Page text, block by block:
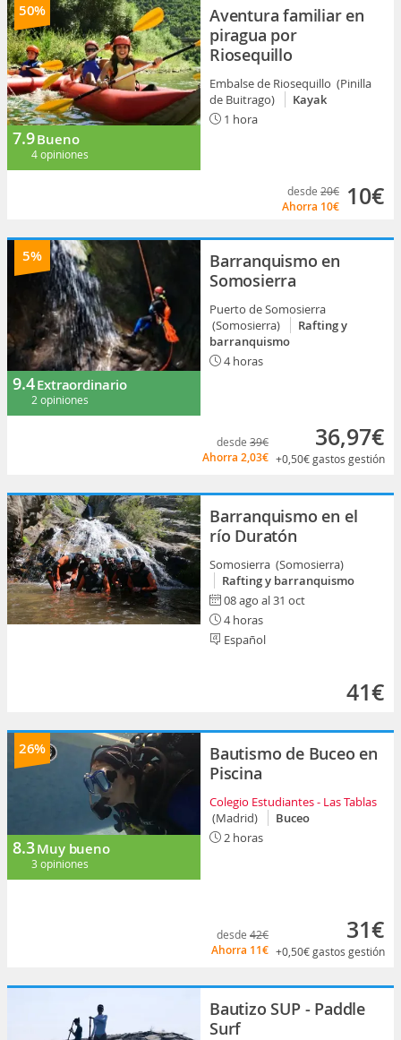
50%
7.9Bueno
4 opiniones
Aventura familiar en
piragua por
Riosequillo
Embalse de Riosequillo (Pinilla
de Buitrago)
Kayak
1 hora
desde 20€
Ahorra 10€ 10€
5%
9.4Extraordinario
2 opiniones
Barranquismo en
Somosierra
Puerto de Somosierra
(Somosierra)
Rafting y
barranquismo
4 horas
desde 39€
Ahorra 2,03€
36,97€
+0,50€gastos gestión
Barranquismo en el
río Duratón
Somosierra (Somosierra)
Rafting y barranquismo
08 ago al 31 oct
4 horas
Español
41€
26%
8.3Muy bueno
3 opiniones
Bautismo de Buceo en
Piscina
Colegio Estudiantes - Las Tablas
(Madrid)
Buceo
2 horas
desde 42€
Ahorra 11€
31€
+0,50€gastos gestión
Bautizo SUP - Paddle
Surf